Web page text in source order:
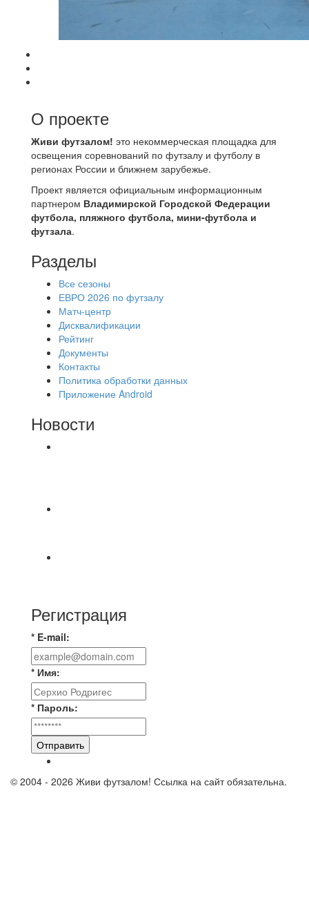
О проекте
Живи футзалом! это некоммерческая площадка для
освещения соревнований по футзалу и футболу в
регионах России и ближнем зарубежье.
Проект является официальным информационным
партнером Владимирской Городской Федерации
футбола, пляжного футбола, мини-футбола и
футзала.
Разделы
Все сезоны
ЕВРО 2026 по футзалу
Матч-центр
Дисквалификации
Рейтинг
Документы
Контакты
Политика обработки данных
Приложение Android
Новости
Регистрация
* E-mail:
* Имя:
* Пароль:
Отправить
© 2004 - 2026 Живи футзалом! Ссылка на сайт обязательна.